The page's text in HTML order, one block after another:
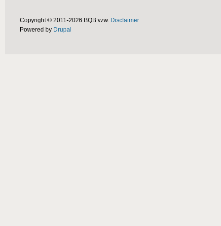
Copyright © 2011-2026 BQB vzw. Disclaimer
Powered by Drupal